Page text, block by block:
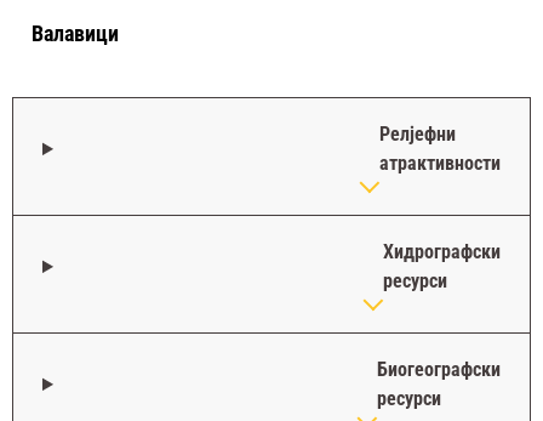
Валавици
Релјефни
атрактивности
Хидрографски
ресурси
Биогеографски
ресурси